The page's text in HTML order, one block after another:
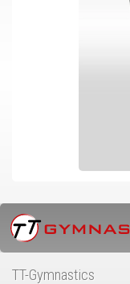
TT-Gymnastics